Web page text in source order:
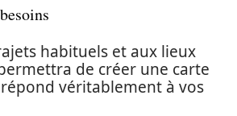
habituels et aux lieux
de créer une carte
véritablement à vos